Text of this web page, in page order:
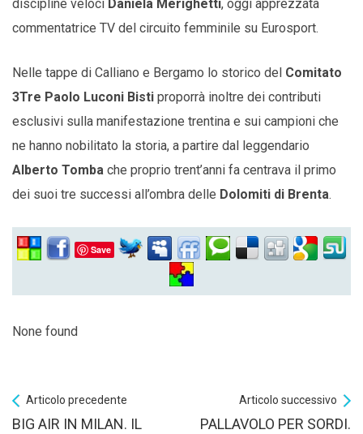
discipline veloci Daniela Merighetti, oggi apprezzata
commentatrice TV del circuito femminile su Eurosport.
Nelle tappe di Calliano e Bergamo lo storico del Comitato
3Tre Paolo Luconi Bisti proporrà inoltre dei contributi
esclusivi sulla manifestazione trentina e sui campioni che
ne hanno nobilitato la storia, a partire dal leggendario
Alberto Tomba che proprio trent’anni fa centrava il primo
dei suoi tre successi all’ombra delle Dolomiti di Brenta.
Save
None found
Articolo precedente
BIG AIR IN MILAN. IL
Articolo successivo
PALLAVOLO PER SORDI.